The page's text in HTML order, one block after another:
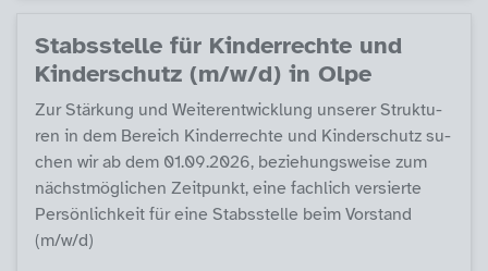
Stabs­s­tel­le für Kin­der­rech­te und
Kin­der­schutz (m/w/d) in Ol­pe
Zur Stär­kung und Wei­ter­ent­wick­lung un­se­rer Struk­tu­
ren in dem Be­reich Kin­der­rech­te und Kin­der­schutz su­
chen wir ab dem 01.09.2026, be­zie­hungs­wei­se zum
nächst­mög­li­chen Zeit­punkt, ei­ne fach­lich ver­sier­te
Per­sön­lich­keit für ei­ne Stabs­s­tel­le beim Vor­stand
(m/w/d)